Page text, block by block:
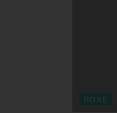
BOXE